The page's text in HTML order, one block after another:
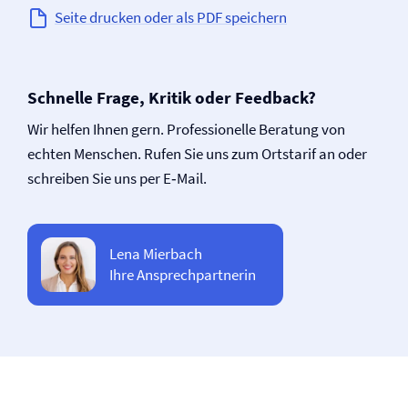
Seite drucken oder als PDF speichern
Schnelle Frage, Kritik oder Feedback?
Wir helfen Ihnen gern. Professionelle Beratung von
echten Menschen. Rufen Sie uns zum Ortstarif an oder
schreiben Sie uns per E‑Mail.
Lena Mierbach
Ihre Ansprechpartnerin